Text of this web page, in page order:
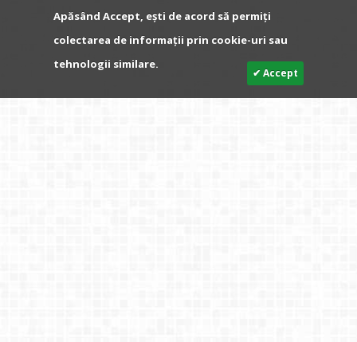
Apăsând Accept, ești de acord să permiți
colectarea de informații prin cookie-uri sau
tehnologii similare.
✔ Accept